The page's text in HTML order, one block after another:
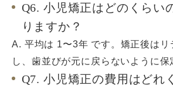
Q6. 小児矯正はどのくらい
りますか？
A. 平均は 1〜3年 です。矯正後はリ
し、歯並びが元に戻らないように保
Q7. 小児矯正の費用はどれ